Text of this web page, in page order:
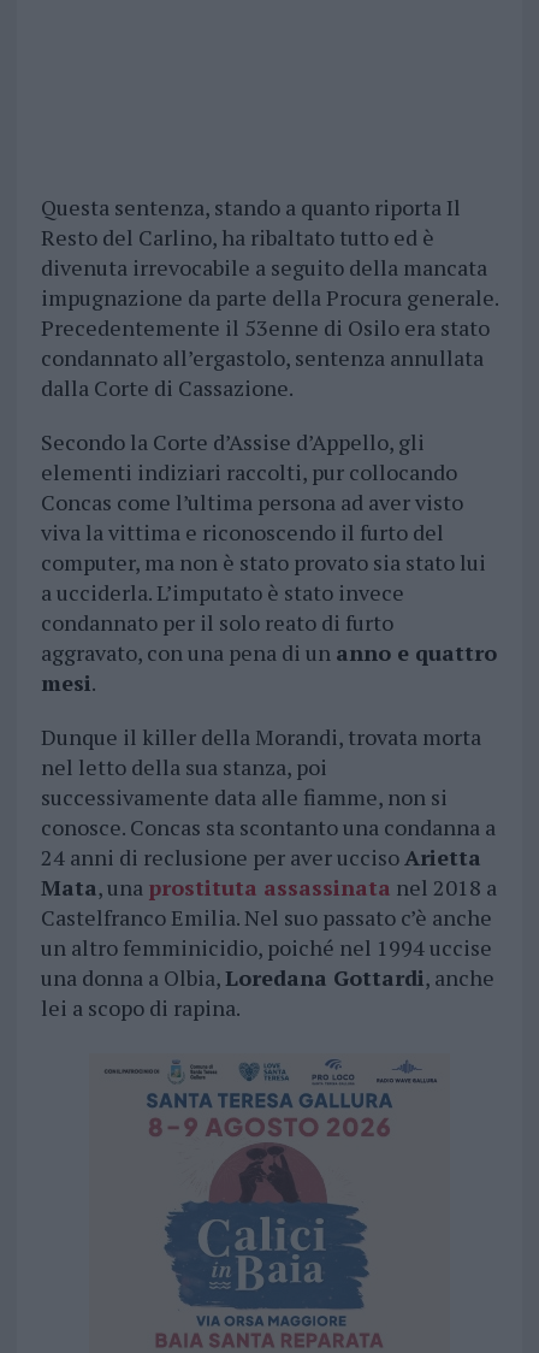
Questa sentenza, stando a quanto riporta Il
Resto del Carlino, ha ribaltato tutto ed è
divenuta irrevocabile a seguito della mancata
impugnazione da parte della Procura generale.
Precedentemente il 53enne di Osilo era stato
condannato all’ergastolo, sentenza annullata
dalla Corte di Cassazione.
Secondo la Corte d’Assise d’Appello, gli
elementi indiziari raccolti, pur collocando
Concas come l’ultima persona ad aver visto
viva la vittima e riconoscendo il furto del
computer, ma non è stato provato sia stato lui
a ucciderla. L’imputato è stato invece
condannato per il solo reato di furto
aggravato, con una pena di un anno e quattro
mesi.
Dunque il killer della Morandi, trovata morta
nel letto della sua stanza, poi
successivamente data alle fiamme, non si
conosce. Concas sta scontanto una condanna a
24 anni di reclusione per aver uccisoArietta
Mata, una prostituta assassinata nel 2018 a
Castelfranco Emilia. Nel suo passato c’è anche
un altro femminicidio, poiché nel 1994 uccise
una donna a Olbia,Loredana Gottardi, anche
lei a scopo di rapina.